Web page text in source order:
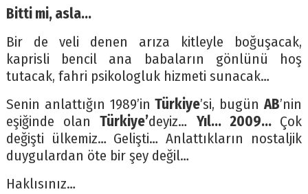
Bitti mi, asla…
Bir de veli denen arıza kitleyle boğuşacak,
kaprisli bencil ana babaların gönlünü hoş
tutacak, fahri psikologluk hizmeti sunacak…
Senin anlattığın 1989’inTürkiye’si, bugünAB’nin
eşiğinde olanTürkiye’deyiz… Yıl… 2009… Çok
değişti ülkemiz… Gelişti… Anlattıkların nostaljik
duygulardan öte bir şey değil…
Haklısınız…